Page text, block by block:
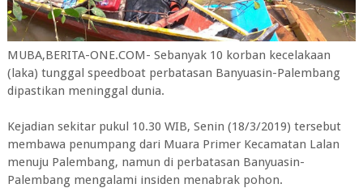
MUBA,BERITA-ONE.COM- Sebanyak 10 korban kecelakaan
(laka) tunggal speedboat perbatasan Banyuasin-Palembang
dipastikan meninggal dunia.
Kejadian sekitar pukul 10.30 WIB, Senin (18/3/2019) tersebut
membawa penumpang dari Muara Primer Kecamatan Lalan
menuju Palembang, namun di perbatasan Banyuasin-
Palembang mengalami insiden menabrak pohon.